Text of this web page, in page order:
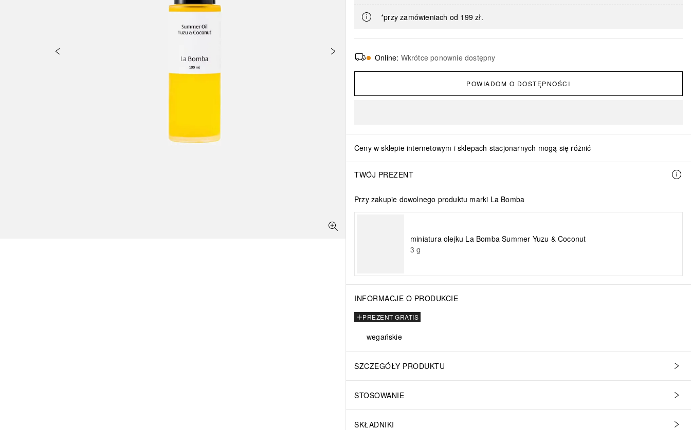
*przy zamówieniach od 199 zł.
Online: Wkrótce ponownie dostępny
POWIADOM O DOSTĘPNOŚCI
Ceny w sklepie internetowym i sklepach stacjonarnych mogą się różnić
TWÓJ PREZENT
Przy zakupie dowolnego produktu marki La Bomba
miniatura olejku La Bomba Summer Yuzu & Coconut
3 g
INFORMACJE O PRODUKCIE
PREZENT GRATIS
wegańskie
SZCZEGÓŁY PRODUKTU
STOSOWANIE
SKŁADNIKI